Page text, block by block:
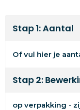
Stap 1: Aantal
Of vul hier je
Stap 2:
op verpakking -